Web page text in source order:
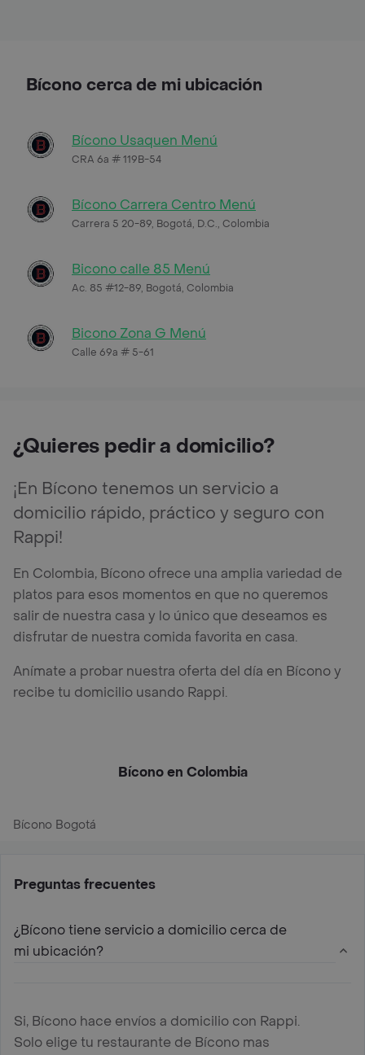
Bícono cerca de mi ubicación
Bícono Usaquen Menú
CRA 6a # 119B-54
Bícono Carrera Centro Menú
Carrera 5 20-89, Bogotá, D.C., Colombia
Bicono calle 85 Menú
Ac. 85 #12-89, Bogotá, Colombia
Bicono Zona G Menú
Calle 69a # 5-61
¿Quieres pedir a domicilio?
¡En Bícono tenemos un servicio a
domicilio rápido, práctico y seguro con
Rappi!
En Colombia, Bícono ofrece una amplia variedad de
platos para esos momentos en que no queremos
salir de nuestra casa y lo único que deseamos es
disfrutar de nuestra comida favorita en casa.
Anímate a probar nuestra oferta del día en Bícono y
recibe tu domicilio usando Rappi.
Bícono en Colombia
Bícono Bogotá
Preguntas frecuentes
¿Bícono tiene servicio a domicilio cerca de
mi ubicación?
Si, Bícono hace envíos a domicilio con Rappi.
Solo elige tu restaurante de Bícono mas